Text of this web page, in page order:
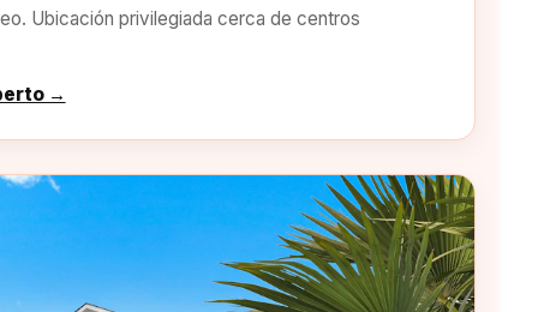
Ubicación privilegiada cerca de centros
→